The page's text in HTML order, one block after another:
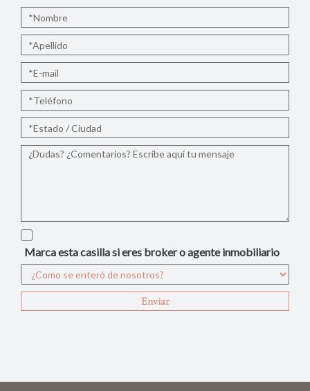
Marca esta casilla si eres broker o agente inmobiliario
Enviar